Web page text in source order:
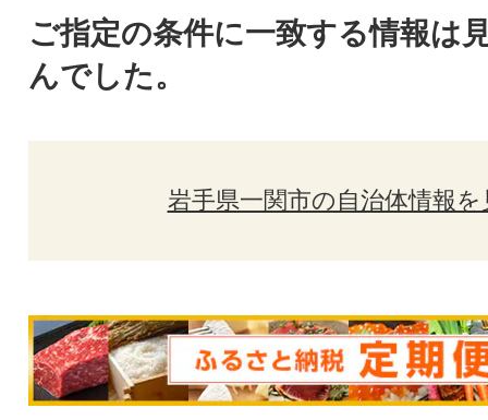
ご指定の条件に一致する情報は
んでした。
岩手県一関市の自治体情報を